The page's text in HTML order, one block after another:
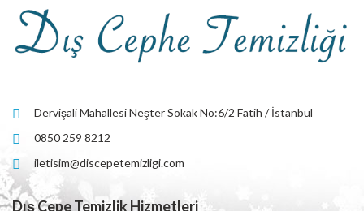
Dervişali Mahallesi Neşter Sokak No:6/2 Fatih / İstanbul
0850 259 8212
iletisim@discepetemizligi.com
Dış Cepe Temizlik Hizmetleri